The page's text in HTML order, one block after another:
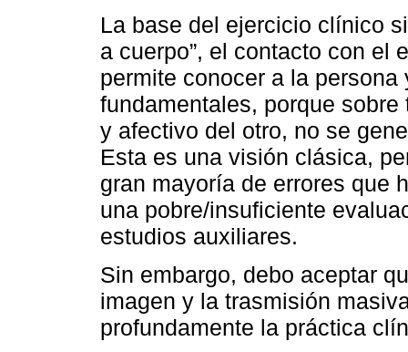
La base del ejercicio clínico
a cuerpo”, el contacto con el
permite conocer a la
fundamentales, porque
y afectivo del otro, no se
Esta es una visión clásica,
gran mayoría de errores que
una pobre/insuficiente
estudios auxiliares.
Sin embargo, debo aceptar
imagen y la trasmisión
profundamente la práctica